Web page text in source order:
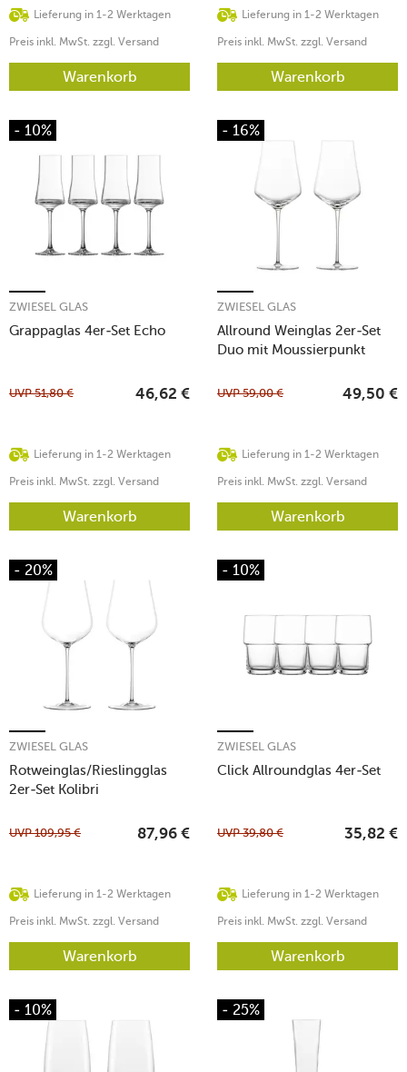
Lieferung in 1-2 Werktagen
Preis inkl. MwSt. zzgl. Versand
Warenkorb
Lieferung in 1-2 Werktagen
Preis inkl. MwSt. zzgl. Versand
Warenkorb
- 10%
Grappaglas 4er-Set Echo
ZWIESEL GLAS
Lieferung in 1-2 Werktagen
UVP51,80 € 46,62 €
Preis inkl. MwSt. zzgl. Versand
Warenkorb
- 16%
Allround Weinglas 2er-Set
Duo mit Moussierpunkt
ZWIESEL GLAS
Lieferung in 1-2 Werktagen
UVP59,00 € 49,50 €
Preis inkl. MwSt. zzgl. Versand
Warenkorb
- 20%
Rotweinglas/Rieslingglas
2er-Set Kolibri
ZWIESEL GLAS
Lieferung in 1-2 Werktagen
UVP109,95 € 87,96 €
Preis inkl. MwSt. zzgl. Versand
Warenkorb
- 10%
Click Allroundglas 4er-Set
ZWIESEL GLAS
Lieferung in 1-2 Werktagen
UVP39,80 € 35,82 €
Preis inkl. MwSt. zzgl. Versand
Warenkorb
- 10% - 25%